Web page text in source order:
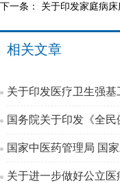
下一条： 关于印发家庭病
相关文章
关于印发医疗卫生强
国务院关于印发《全
国家中医药管理局 国
关于进一步做好公立